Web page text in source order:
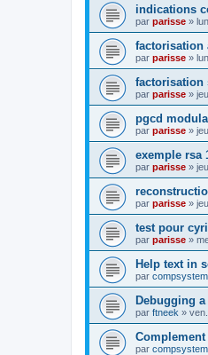
indications
par parisse »
factorisation
par parisse »
factorisation
par parisse »
pgcd
par parisse »
exemple rsa
par parisse »
par parisse »
test pour
par parisse »
Help text in
par
Debugging
par ftneek »
Complement
par